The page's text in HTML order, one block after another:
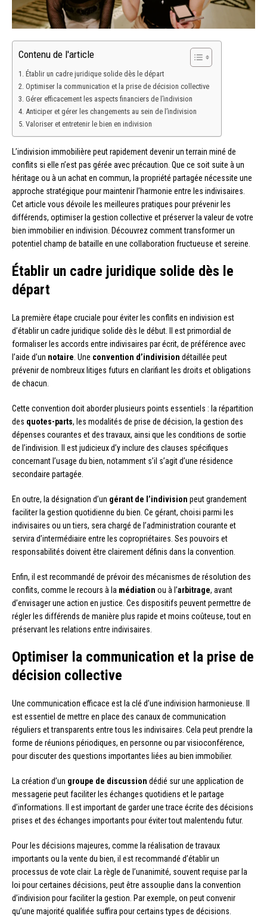
Contenu de l'article
Établir un cadre juridique solide dès le départ
Optimiser la communication et la prise de décision collective
Gérer efficacement les aspects financiers de l’indivision
Anticiper et gérer les changements au sein de l’indivision
Valoriser et entretenir le bien en indivision
L’indivision immobilière peut rapidement devenir un terrain miné de
conflits si elle n’est pas gérée avec précaution. Que ce soit suite à un
héritage ou à un achat en commun, la propriété partagée nécessite une
approche stratégique pour maintenir l’harmonie entre les indivisaires.
Cet article vous dévoile les meilleures pratiques pour prévenir les
différends, optimiser la gestion collective et préserver la valeur de votre
bien immobilier en indivision. Découvrez comment transformer un
potentiel champ de bataille en une collaboration fructueuse et sereine.
Établir un cadre juridique solide dès le
départ
La première étape cruciale pour éviter les conflits en indivision est
d’établir un cadre juridique solide dès le début. Il est primordial de
formaliser les accords entre indivisaires par écrit, de préférence avec
l’aide d’un notaire . Une convention d’indivision détaillée peut
prévenir de nombreux litiges futurs en clarifiant les droits et obligations
de chacun.
Cette convention doit aborder plusieurs points essentiels : la répartition
des quotes-parts, les modalités de prise de décision, la gestion des
dépenses courantes et des travaux, ainsi que les conditions de sortie
de l’indivision. Il est judicieux d’y inclure des clauses spécifiques
concernant l’usage du bien, notamment s’il s’agit d’une résidence
secondaire partagée.
En outre, la désignation d’un gérant de l’indivision peut grandement
faciliter la gestion quotidienne du bien. Ce gérant, choisi parmi les
indivisaires ou un tiers, sera chargé de l’administration courante et
servira d’intermédiaire entre les copropriétaires. Ses pouvoirs et
responsabilités doivent être clairement définis dans la convention.
Enfin, il est recommandé de prévoir des mécanismes de résolution des
conflits, comme le recours à la médiation ou à l’arbitrage, avant
d’envisager une action en justice. Ces dispositifs peuvent permettre de
régler les différends de manière plus rapide et moins coûteuse, tout en
préservant les relations entre indivisaires.
Optimiser la communication et la prise de
décision collective
Une communication efficace est la clé d’une indivision harmonieuse. Il
est essentiel de mettre en place des canaux de communication
réguliers et transparents entre tous les indivisaires. Cela peut prendre la
forme de réunions périodiques, en personne ou par visioconférence,
pour discuter des questions importantes liées au bien immobilier.
La création d’un groupe de discussion dédié sur une application de
messagerie peut faciliter les échanges quotidiens et le partage
d’informations. Il est important de garder une trace écrite des décisions
prises et des échanges importants pour éviter tout malentendu futur.
Pour les décisions majeures, comme la réalisation de travaux
importants ou la vente du bien, il est recommandé d’établir un
processus de vote clair. La règle de l’unanimité, souvent requise par la
loi pour certaines décisions, peut être assouplie dans la convention
d’indivision pour faciliter la gestion. Par exemple, on peut convenir
qu’une majorité qualifiée suffira pour certains types de décisions.